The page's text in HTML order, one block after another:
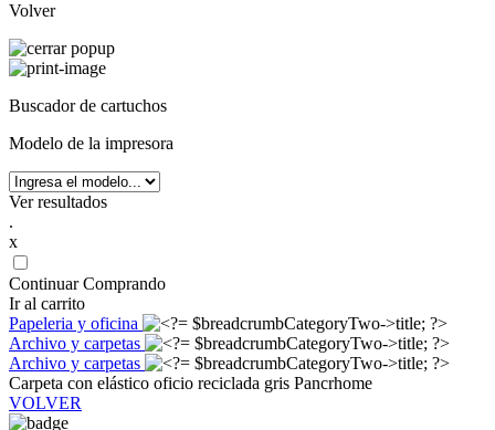
Volver
Buscador de cartuchos
Modelo de la impresora
Ver resultados
.
x
Continuar Comprando
Ir al carrito
Papeleria y oficina
Archivo y carpetas
Archivo y carpetas
Carpeta con elástico oficio reciclada gris Pancrhome
VOLVER